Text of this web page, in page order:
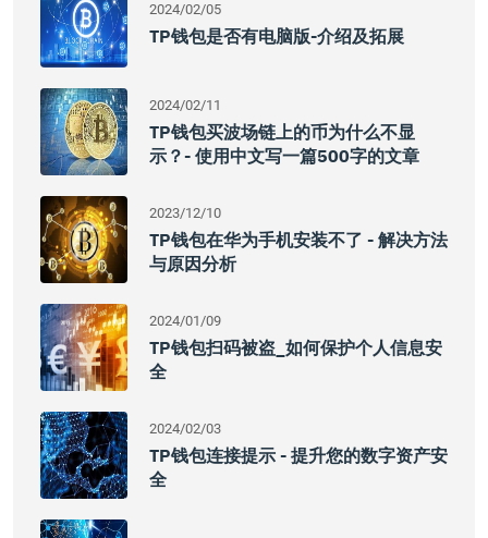
2024/02/05
TP钱包是否有电脑版-介绍及拓展
2024/02/11
TP钱包买波场链上的币为什么不显
示？- 使用中文写一篇500字的文章
2023/12/10
TP钱包在华为手机安装不了 - 解决方法
与原因分析
2024/01/09
TP钱包扫码被盗_如何保护个人信息安
全
2024/02/03
TP钱包连接提示 - 提升您的数字资产安
全